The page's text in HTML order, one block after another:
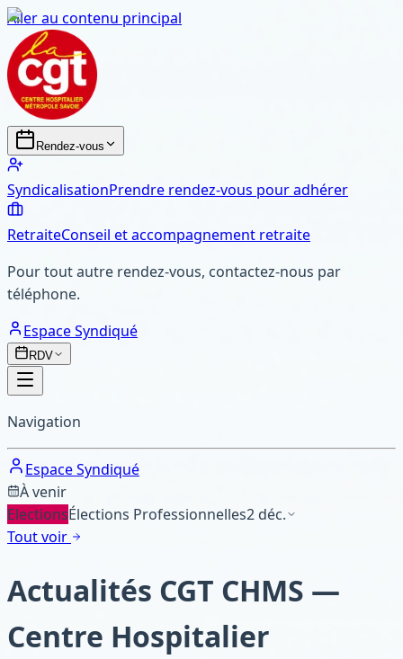
Aller au contenu principal
Rendez-vous
SyndicalisationPrendre rendez-vous pour adhérer
RetraiteConseil et accompagnement retraite
Pour tout autre rendez-vous, contactez-nous par
téléphone.
Espace Syndiqué
RDV
Navigation
Espace Syndiqué
À venir
ElectionsÉlections Professionnelles2 déc.
Tout voir
Actualités CGT CHMS —
Centre Hospitalier